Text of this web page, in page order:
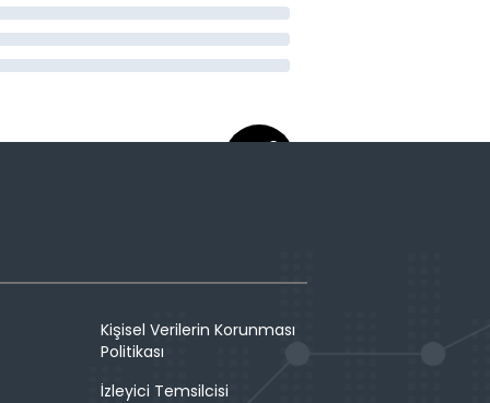
Kişisel Verilerin Korunması
Politikası
İzleyici Temsilcisi